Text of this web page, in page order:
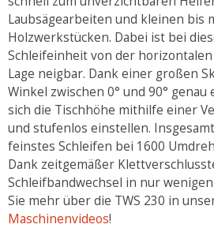
Laubsägearbeiten und kleinen bis
Holzwerkstücken. Dabei ist bei
Schleifeinheit von der
Lage neigbar. Dank einer großen
Winkel zwischen 0° und 90°
sich die Tischhöhe mithilfe einer
und stufenlos einstellen.
feinstes Schleifen bei 1600
Dank zeitgemäßer
Schleifbandwechsel in nur
Sie mehr über die TWS 230 in
Maschinenvideos!